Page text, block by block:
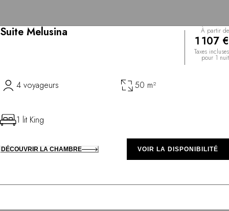
Suite Melusina À partir de
1 107 €
Taxes incluses
pour 1 nuit
4 voyageurs 50 m²
1 lit King
DÉCOUVRIR LA CHAMBRE VOIR LA DISPONIBILITÉ